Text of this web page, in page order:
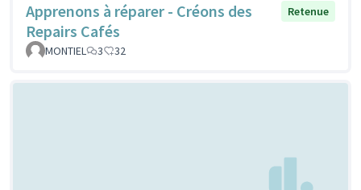
Apprenons à réparer - Créons des
Repairs Cafés
Retenue
MONTIEL 3 32